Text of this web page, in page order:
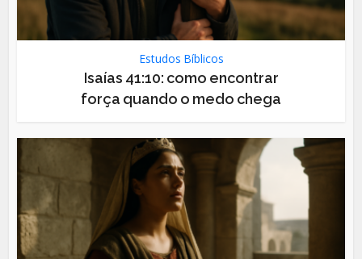
Estudos Bíblicos
Isaías 41:10: como encontrar
força quando o medo chega